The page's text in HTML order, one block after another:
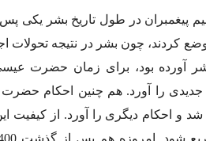
پیغمبران در طول تاریخ بشر یكى
كردند، چون بشر در نتیجه تحولات
آورده بود، براى زمان حضرت
جدیدى را آورد. هم چنین احكام
شد و احكام دیگرى را آورد. از